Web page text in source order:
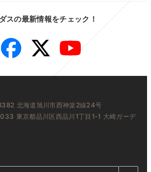
スの最新情報をチェック！
Facebook Twitter YouTube
北海道旭川市西神楽2線24号
東京都品川区西品川1丁目1-1 大崎ガーデ